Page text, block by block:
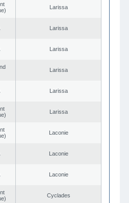
Larissa
Larissa
Larissa
Larissa
Larissa
Larissa
Laconie
Laconie
Laconie
Cyclades